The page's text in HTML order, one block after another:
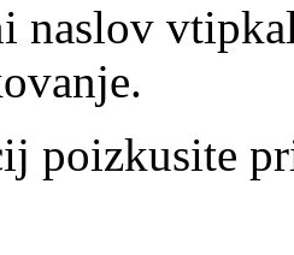
naslov
poizkusite